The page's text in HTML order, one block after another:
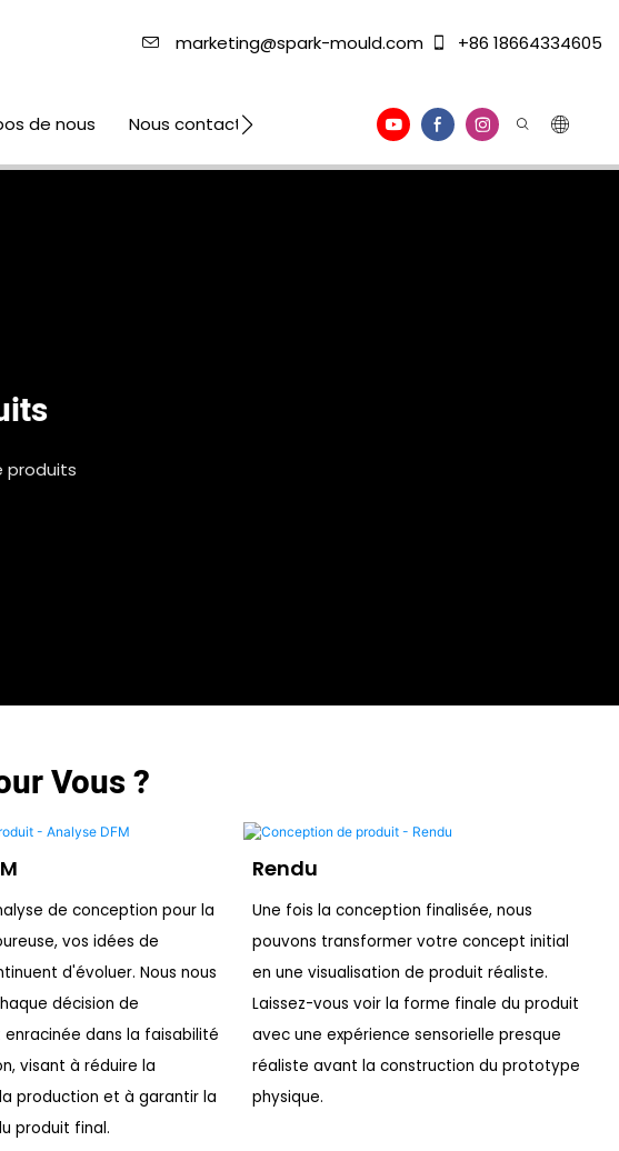
marketing@spark-mould.com +86 18664334605
de nous Nous contacter
produits
Vous ?
de conception pour la
vos idées de
d'évoluer. Nous nous
décision de
dans la faisabilité
visant à réduire la
production et à garantir la
produit final.
Rendu
Une fois la conception finalisée, nous
pouvons transformer votre concept initial
en une visualisation de produit réaliste.
Laissez-vous voir la forme finale du produit
avec une expérience sensorielle presque
réaliste avant la construction du prototype
physique.